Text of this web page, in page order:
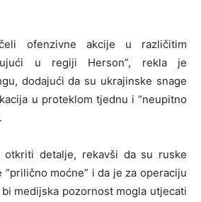
ofenzivne akcije u različitim
u regiji Herson”, rekla je
dodajući da su ukrajinske snage
u proteklom tjednu i “neupitno
otkriti detalje, rekavši da su ruske
“prilično moćne” i da je za operaciju
medijska pozornost mogla utjecati